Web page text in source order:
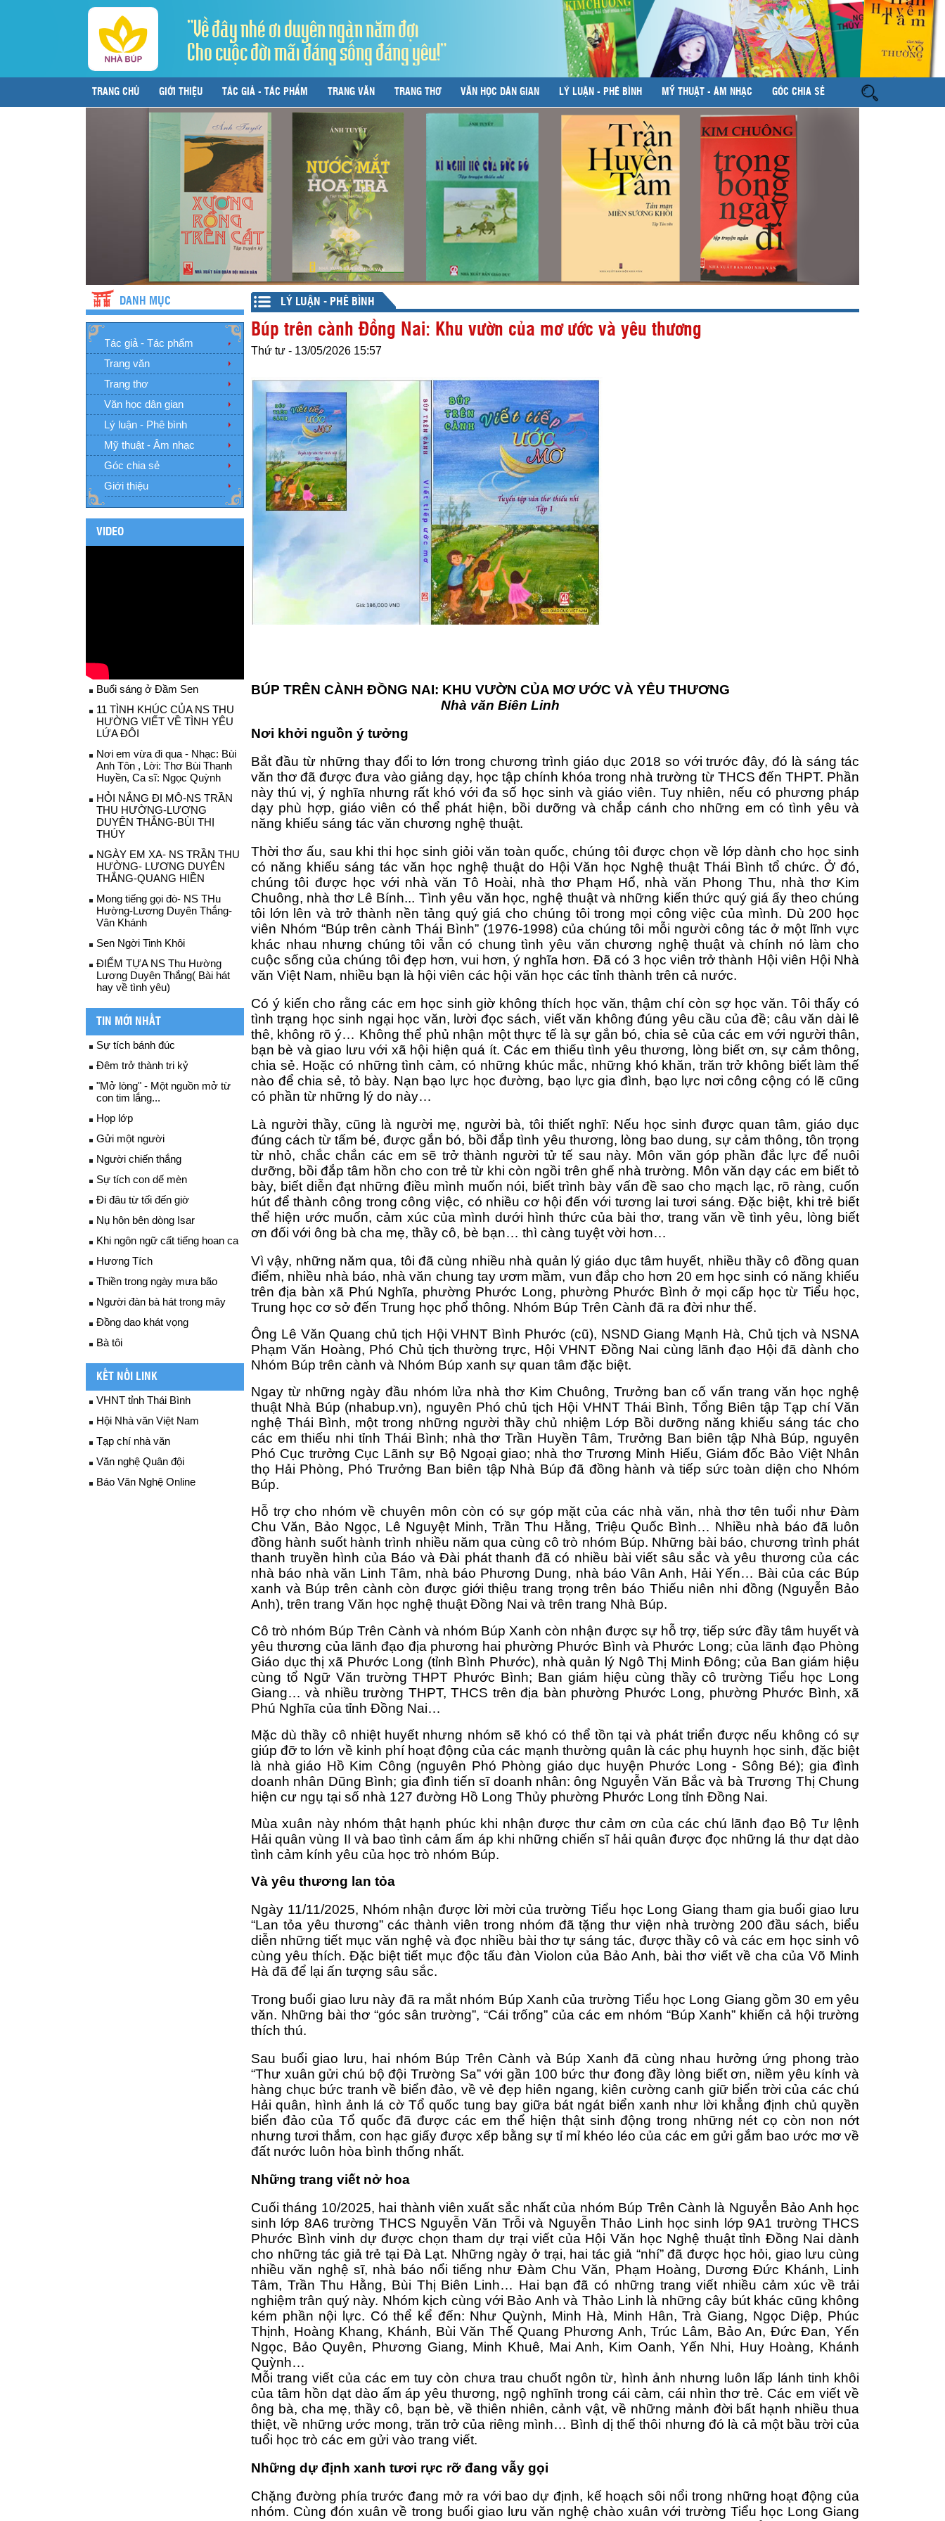
"Về đây nhé ơi duyên ngàn năm đợi
Cho cuộc đời mãi đáng sống đáng yêu!"
TRANG CHỦ GIỚI THIỆU TÁC GIẢ - TÁC PHẨM TRANG VĂN TRANG THƠ VĂN HỌC DÂN GIAN LÝ LUẬN - PHÊ BÌNH MỸ THUẬT - ÂM NHẠC GÓC CHIA SẺ
DANH MỤC
Tác giả - Tác phẩm
Trang văn
Trang thơ
Văn học dân gian
Lý luận - Phê bình
Mỹ thuật - Âm nhạc
Góc chia sẻ
Giới thiệu
VIDEO
Buổi sáng ở Đầm Sen
11 TÌNH KHÚC CỦA NS THU
HƯỜNG VIẾT VỀ TÌNH YÊU
LỨA ĐÔI
Nơi em vừa đi qua - Nhạc: Bùi
Anh Tôn , Lời: Thơ Bùi Thanh
Huyền, Ca sĩ: Ngọc Quỳnh
HỎI NẮNG ĐI MÔ-NS TRẦN
THU HƯỜNG-LƯƠNG
DUYÊN THẮNG-BÙI THỊ
THÚY
NGÀY EM XA- NS TRẦN THU
HƯỜNG- LƯƠNG DUYÊN
THẮNG-QUANG HIỀN
Mong tiếng gọi đò- NS THu
Hường-Lương Duyên Thắng-
Vân Khánh
Sen Ngời Tinh Khôi
ĐIỂM TỰA NS Thu Hường
Lương Duyên Thắng( Bài hát
hay về tình yêu)
TIN MỚI NHẤT
Sự tích bánh đúc
Đêm trở thành tri kỷ
"Mở lòng" - Một nguồn mở từ
con tim lắng...
Họp lớp
Gửi một người
Người chiến thắng
Sự tích con dế mèn
Đi đâu từ tối đến giờ
Nụ hôn bên dòng Isar
Khi ngôn ngữ cất tiếng hoan ca
Hương Tích
Thiền trong ngày mưa bão
Người đàn bà hát trong mây
Đồng dao khát vọng
Bà tôi
KẾT NỐI LINK
VHNT tỉnh Thái Bình
Hội Nhà văn Việt Nam
Tạp chí nhà văn
Văn nghệ Quân đội
Báo Văn Nghệ Online
LÝ LUẬN - PHÊ BÌNH
Búp trên cành Đồng Nai: Khu vườn của mơ ước và yêu thương
Thứ tư - 13/05/2026 15:57
BÚP TRÊN CÀNH ĐỒNG NAI: KHU VƯỜN CỦA MƠ ƯỚC VÀ YÊU THƯƠNG
Nhà văn Biên Linh
Nơi khởi nguồn ý tưởng
Bắt đầu từ những thay đổi to lớn trong chương trình giáo dục 2018 so với trước đây, đó là sáng tác
văn thơ đã được đưa vào giảng dạy, học tập chính khóa trong nhà trường từ THCS đến THPT. Phần
này thú vị, ý nghĩa nhưng rất khó với đa số học sinh và giáo viên. Tuy nhiên, nếu có phương pháp
dạy phù hợp, giáo viên có thể phát hiện, bồi dưỡng và chắp cánh cho những em có tình yêu và
năng khiếu sáng tác văn chương nghệ thuật.
Thời thơ ấu, sau khi thi học sinh giỏi văn toàn quốc, chúng tôi được chọn về lớp dành cho học sinh
có năng khiếu sáng tác văn học nghệ thuật do Hội Văn học Nghệ thuật Thái Bình tổ chức. Ở đó,
chúng tôi được học với nhà văn Tô Hoài, nhà thơ Phạm Hổ, nhà văn Phong Thu, nhà thơ Kim
Chuông, nhà thơ Lê Bính... Tình yêu văn học, nghệ thuật và những kiến thức quý giá ấy theo chúng
tôi lớn lên và trở thành nền tảng quý giá cho chúng tôi trong mọi công việc của mình. Dù 200 học
viên Nhóm “Búp trên cành Thái Bình” (1976-1998) của chúng tôi mỗi người công tác ở một lĩnh vực
khác nhau nhưng chúng tôi vẫn có chung tình yêu văn chương nghệ thuật và chính nó làm cho
cuộc sống của chúng tôi đẹp hơn, vui hơn, ý nghĩa hơn. Đã có 3 học viên trở thành Hội viên Hội Nhà
văn Việt Nam, nhiều bạn là hội viên các hội văn học các tỉnh thành trên cả nước.
Có ý kiến cho rằng các em học sinh giờ không thích học văn, thậm chí còn sợ học văn. Tôi thấy có
tình trạng học sinh ngại học văn, lười đọc sách, viết văn không đúng yêu cầu của đề; câu văn dài lê
thê, không rõ ý… Không thể phủ nhận một thực tế là sự gắn bó, chia sẻ của các em với người thân,
bạn bè và giao lưu với xã hội hiện quá ít. Các em thiếu tình yêu thương, lòng biết ơn, sự cảm thông,
chia sẻ. Hoặc có những tình cảm, có những khúc mắc, những khó khăn, trăn trở không biết làm thế
nào để chia sẻ, tỏ bày. Nạn bạo lực học đường, bạo lực gia đình, bạo lực nơi công cộng có lẽ cũng
có phần từ những lý do này…
Là người thầy, cũng là người mẹ, người bà, tôi thiết nghĩ: Nếu học sinh được quan tâm, giáo dục
đúng cách từ tấm bé, được gắn bó, bồi đắp tình yêu thương, lòng bao dung, sự cảm thông, tôn trọng
từ nhỏ, chắc chắn các em sẽ trở thành người tử tế sau này. Môn văn góp phần đắc lực để nuôi
dưỡng, bồi đắp tâm hồn cho con trẻ từ khi còn ngồi trên ghế nhà trường. Môn văn dạy các em biết tỏ
bày, biết diễn đạt những điều mình muốn nói, biết trình bày vấn đề sao cho mạch lạc, rõ ràng, cuốn
hút để thành công trong công việc, có nhiều cơ hội đến với tương lai tươi sáng. Đặc biệt, khi trẻ biết
thể hiện ước muốn, cảm xúc của mình dưới hình thức của bài thơ, trang văn về tình yêu, lòng biết
ơn đối với ông bà cha mẹ, thầy cô, bè bạn… thì càng tuyệt vời hơn…
Vì vậy, những năm qua, tôi đã cùng nhiều nhà quản lý giáo dục tâm huyết, nhiều thầy cô đồng quan
điểm, nhiều nhà báo, nhà văn chung tay ươm mầm, vun đắp cho hơn 20 em học sinh có năng khiếu
trên địa bàn xã Phú Nghĩa, phường Phước Long, phường Phước Bình ở mọi cấp học từ Tiểu học,
Trung học cơ sở đến Trung học phổ thông. Nhóm Búp Trên Cành đã ra đời như thế.
Ông Lê Văn Quang chủ tịch Hội VHNT Bình Phước (cũ), NSND Giang Mạnh Hà, Chủ tịch và NSNA
Phạm Văn Hoàng, Phó Chủ tịch thường trực, Hội VHNT Đồng Nai cùng lãnh đạo Hội đã dành cho
Nhóm Búp trên cành và Nhóm Búp xanh sự quan tâm đặc biệt.
Ngay từ những ngày đầu nhóm lửa nhà thơ Kim Chuông, Trưởng ban cố vấn trang văn học nghệ
thuật Nhà Búp (nhabup.vn), nguyên Phó chủ tịch Hội VHNT Thái Bình, Tổng Biên tập Tạp chí Văn
nghệ Thái Bình, một trong những người thầy chủ nhiệm Lớp Bồi dưỡng năng khiếu sáng tác cho
các em thiếu nhi tỉnh Thái Bình; nhà thơ Trần Huyền Tâm, Trưởng Ban biên tập Nhà Búp, nguyên
Phó Cục trưởng Cục Lãnh sự Bộ Ngoại giao; nhà thơ Trương Minh Hiếu, Giám đốc Bảo Việt Nhân
thọ Hải Phòng, Phó Trưởng Ban biên tập Nhà Búp đã đồng hành và tiếp sức toàn diện cho Nhóm
Búp.
Hỗ trợ cho nhóm về chuyên môn còn có sự góp mặt của các nhà văn, nhà thơ tên tuổi như Đàm
Chu Văn, Bảo Ngọc, Lê Nguyệt Minh, Trần Thu Hằng, Triệu Quốc Bình… Nhiều nhà báo đã luôn
đồng hành suốt hành trình nhiều năm qua cùng cô trò nhóm Búp. Những bài báo, chương trình phát
thanh truyền hình của Báo và Đài phát thanh đã có nhiều bài viết sâu sắc và yêu thương của các
nhà báo nhà văn Linh Tâm, nhà báo Phương Dung, nhà báo Vân Anh, Hải Yến… Bài của các Búp
xanh và Búp trên cành còn được giới thiệu trang trọng trên báo Thiếu niên nhi đồng (Nguyễn Bảo
Anh), trên trang Văn học nghệ thuật Đồng Nai và trên trang Nhà Búp.
Cô trò nhóm Búp Trên Cành và nhóm Búp Xanh còn nhận được sự hỗ trợ, tiếp sức đầy tâm huyết và
yêu thương của lãnh đạo địa phương hai phường Phước Bình và Phước Long; của lãnh đạo Phòng
Giáo dục thị xã Phước Long (tỉnh Bình Phước), nhà quản lý Ngô Thị Minh Đông; của Ban giám hiệu
cùng tổ Ngữ Văn trường THPT Phước Bình; Ban giám hiệu cùng thầy cô trường Tiểu học Long
Giang… và nhiều trường THPT, THCS trên địa bàn phường Phước Long, phường Phước Bình, xã
Phú Nghĩa của tỉnh Đồng Nai…
Mặc dù thầy cô nhiệt huyết nhưng nhóm sẽ khó có thể tồn tại và phát triển được nếu không có sự
giúp đỡ to lớn về kinh phí hoạt động của các mạnh thường quân là các phụ huynh học sinh, đặc biệt
là nhà giáo Hồ Kim Công (nguyên Phó Phòng giáo dục huyện Phước Long - Sông Bé); gia đình
doanh nhân Dũng Bình; gia đình tiến sĩ doanh nhân: ông Nguyễn Văn Bắc và bà Trương Thị Chung
hiện cư ngụ tại số nhà 127 đường Hồ Long Thủy phường Phước Long tỉnh Đồng Nai.
Mùa xuân này nhóm thật hạnh phúc khi nhận được thư cảm ơn của các chú lãnh đạo Bộ Tư lệnh
Hải quân vùng II và bao tình cảm ấm áp khi những chiến sĩ hải quân được đọc những lá thư dạt dào
tình cảm kính yêu của học trò nhóm Búp.
Và yêu thương lan tỏa
Ngày 11/11/2025, Nhóm nhận được lời mời của trường Tiểu học Long Giang tham gia buổi giao lưu
“Lan tỏa yêu thương” các thành viên trong nhóm đã tặng thư viện nhà trường 200 đầu sách, biểu
diễn những tiết mục văn nghệ và đọc nhiều bài thơ tự sáng tác, được thầy cô và các em học sinh vô
cùng yêu thích. Đặc biệt tiết mục độc tấu đàn Violon của Bảo Anh, bài thơ viết về cha của Võ Minh
Hà đã để lại ấn tượng sâu sắc.
Trong buổi giao lưu này đã ra mắt nhóm Búp Xanh của trường Tiểu học Long Giang gồm 30 em yêu
văn. Những bài thơ “góc sân trường”, “Cái trống” của các em nhóm “Búp Xanh” khiến cả hội trường
thích thú.
Sau buổi giao lưu, hai nhóm Búp Trên Cành và Búp Xanh đã cùng nhau hưởng ứng phong trào
“Thư xuân gửi chú bộ đội Trường Sa” với gần 100 bức thư đong đầy lòng biết ơn, niềm yêu kính và
hàng chục bức tranh về biển đảo, về vẻ đẹp hiên ngang, kiên cường canh giữ biển trời của các chú
Hải quân, hình ảnh lá cờ Tổ quốc tung bay giữa bát ngát biển xanh như lời khẳng định chủ quyền
biển đảo của Tổ quốc đã được các em thể hiện thật sinh động trong những nét cọ còn non nớt
nhưng tươi thắm, con hạc giấy được xếp bằng sự tỉ mỉ khéo léo của các em gửi gắm bao ước mơ về
đất nước luôn hòa bình thống nhất.
Những trang viết nở hoa
Cuối tháng 10/2025, hai thành viên xuất sắc nhất của nhóm Búp Trên Cành là Nguyễn Bảo Anh học
sinh lớp 8A6 trường THCS Nguyễn Văn Trỗi và Nguyễn Thảo Linh học sinh lớp 9A1 trường THCS
Phước Bình vinh dự được chọn tham dự trại viết của Hội Văn học Nghệ thuật tỉnh Đồng Nai dành
cho những tác giả trẻ tại Đà Lạt. Những ngày ở trại, hai tác giả “nhí” đã được học hỏi, giao lưu cùng
nhiều văn nghệ sĩ, nhà báo nổi tiếng như Đàm Chu Văn, Phạm Hoàng, Dương Đức Khánh, Linh
Tâm, Trần Thu Hằng, Bùi Thị Biên Linh… Hai bạn đã có những trang viết nhiều cảm xúc về trải
nghiệm trân quý này. Nhóm kịch cùng với Bảo Anh và Thảo Linh là những cây bút khác cũng không
kém phần nội lực. Có thể kể đến: Như Quỳnh, Minh Hà, Minh Hân, Trà Giang, Ngọc Diệp, Phúc
Thịnh, Hoàng Khang, Khánh, Bùi Văn Thế Quang Phương Anh, Trúc Lâm, Bảo An, Đức Đan, Yến
Ngọc, Bảo Quyên, Phương Giang, Minh Khuê, Mai Anh, Kim Oanh, Yến Nhi, Huy Hoàng, Khánh
Quỳnh…
Mỗi trang viết của các em tuy còn chưa trau chuốt ngôn từ, hình ảnh nhưng luôn lấp lánh tinh khôi
của tâm hồn dạt dào ấm áp yêu thương, ngộ nghĩnh trong cái cảm, cái nhìn thơ trẻ. Các em viết về
ông bà, cha mẹ, thầy cô, bạn bè, về thiên nhiên, cảnh vật, về những mảnh đời bất hạnh nhiều thua
thiệt, về những ước mong, trăn trở của riêng mình… Bình dị thế thôi nhưng đó là cả một bầu trời của
tuổi học trò các em gửi vào trang viết.
Những dự định xanh tươi rực rỡ đang vẫy gọi
Chặng đường phía trước đang mở ra với bao dự định, kế hoạch sôi nổi trong những hoạt động của
nhóm. Cùng đón xuân về trong buổi giao lưu văn nghệ chào xuân với trường Tiểu học Long Giang